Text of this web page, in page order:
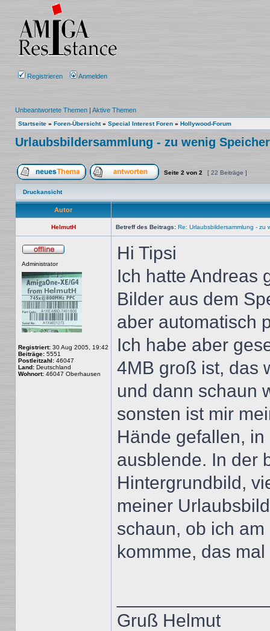
Registrieren Anmelden
Unbeantwortete Themen | Aktive Themen
Startseite » Foren-Übersicht» Special Interest Foren » Hollywood-Forum
Urlaubsbildersammlung - zu wenig Speicher
Ein neues Thema erstellenAuf das Thema antworten
Seite 2 von 2 [ 22 Beiträge ]
Druckansicht
Autor
HelmutH Betreff des Beitrags: Re: Urlaubsbildersammlung - zu
Administrator
Registriert: 30 Aug 2005, 19:42
Beiträge: 5551
Postleitzahl: 46047
Land: Deutschland
Wohnort: 46047 Oberhausen
Hi Tipsi
Ich hatte Andreas
Bilder aus dem
aber automatisch
Ich habe aber
4MB groß ist, das
und dann schaun
sonsten ist mir
Hände gefallen,
ausblende. In der
Hintergrundbild,
meiner
schaun, ob ich
kommme, das
Gruß Helmut